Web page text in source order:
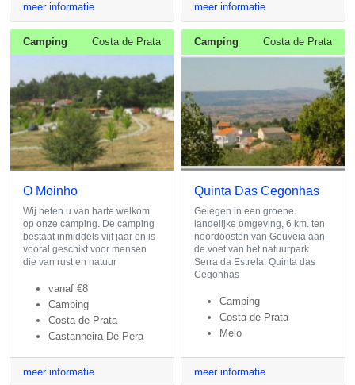
meer informatie meer informatie
Camping Costa de Prata
O Moinho
Wij heten u van harte welkom
op onze camping. De camping
bestaat inmiddels vijf jaar en is
vooral geschikt voor mensen
die van rust en natuur
vanaf €8
Camping
Costa de Prata
Castanheira De Pera
meer informatie
Camping Costa de Prata
Quinta Das Cegonhas
Gelegen in een groene
landelijke omgeving, 6 km. ten
noordoosten van Gouveia aan
de voet van het natuurpark
Serra da Estrela. Quinta das
Cegonhas
Camping
Costa de Prata
Melo
meer informatie